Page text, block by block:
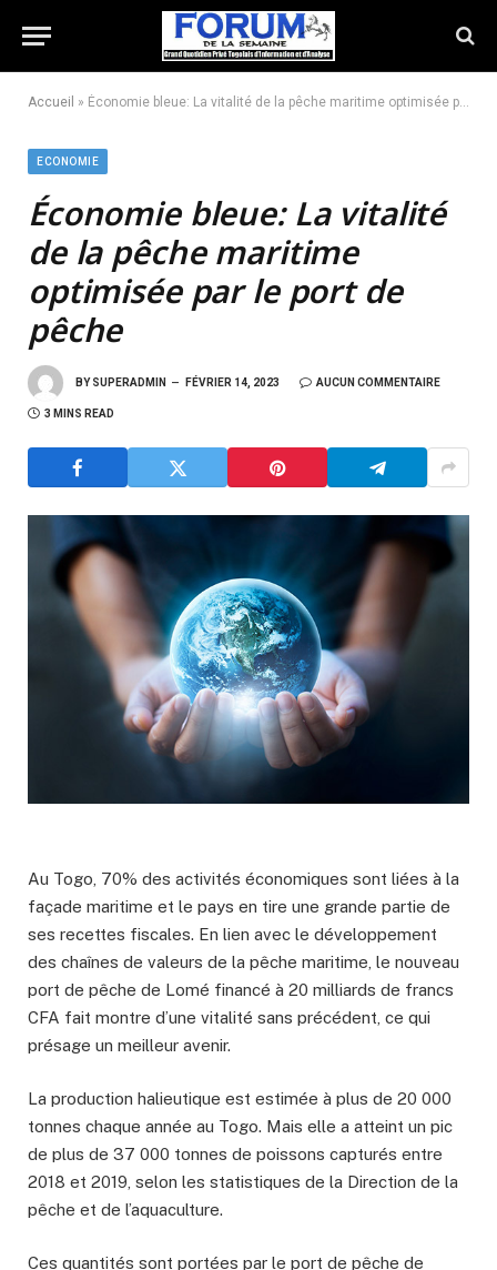
Accueil » Économie bleue: La vitalité de la pêche maritime optimisée par le port de pêche
ECONOMIE
Économie bleue: La vitalité
de la pêche maritime
optimisée par le port de
pêche
BY SUPERADMIN FÉVRIER 14, 2023 AUCUN COMMENTAIRE
3 MINS READ
Au Togo, 70% des activités économiques sont liées à la
façade maritime et le pays en tire une grande partie de
ses recettes fiscales. En lien avec le développement
des chaînes de valeurs de la pêche maritime, le nouveau
port de pêche de Lomé financé à 20 milliards de francs
CFA fait montre d’une vitalité sans précédent, ce qui
présage un meilleur avenir.
La production halieutique est estimée à plus de 20 000
tonnes chaque année au Togo. Mais elle a atteint un pic
de plus de 37 000 tonnes de poissons capturés entre
2018 et 2019, selon les statistiques de la Direction de la
pêche et de l’aquaculture.
Ces quantités sont portées par le port de pêche de